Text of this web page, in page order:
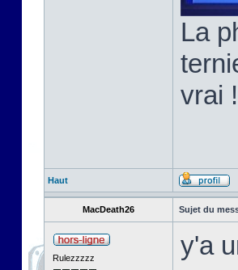
La
vrai !
Haut
MacDeath26 Sujet du
Rulezzzzz y'a